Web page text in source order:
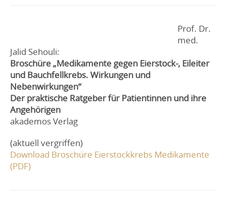
Prof. Dr.
med.
Jalid Sehouli:
Broschüre „Medikamente gegen Eierstock-, Eileiter
und Bauchfellkrebs. Wirkungen und
Nebenwirkungen“
Der praktische Ratgeber für Patientinnen und ihre
Angehörigen
akademos Verlag
(aktuell vergriffen)
Download Broschüre Eierstockkrebs Medikamente
(PDF)